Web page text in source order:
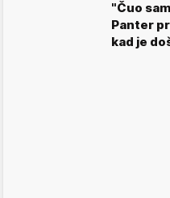
"Čuo
Panter
kad je